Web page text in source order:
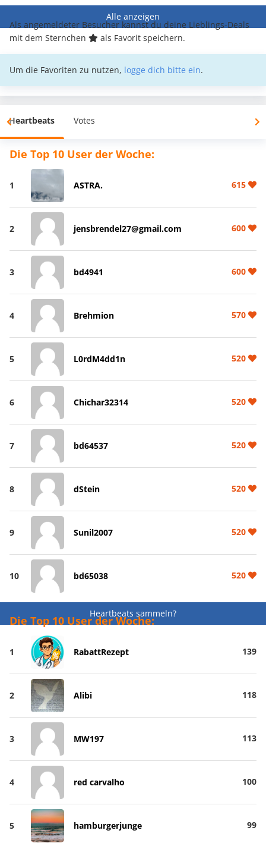
Alle anzeigen
Als angemeldeter Besucher kannst du deine Lieblings-Deals
mit dem Sternchen
als Favorit speichern.
Um die Favoriten zu nutzen, logge dich bitte ein.
Heartbeats Votes
Die Top 10 User der Woche:
1 ASTRA. 615
2 jensbrendel27@gmail.com 600
3 bd4941 600
4 Brehmion 570
5 L0rdM4dd1n 520
6 Chichar32314 520
7 bd64537 520
8 dStein 520
9 Sunil2007 520
10 bd65038 520
Heartbeats sammeln?
Die Top 10 User der Woche:
1 RabattRezept 139
2 Alibi 118
3 MW197 113
4 red carvalho 100
5 hamburgerjunge 99